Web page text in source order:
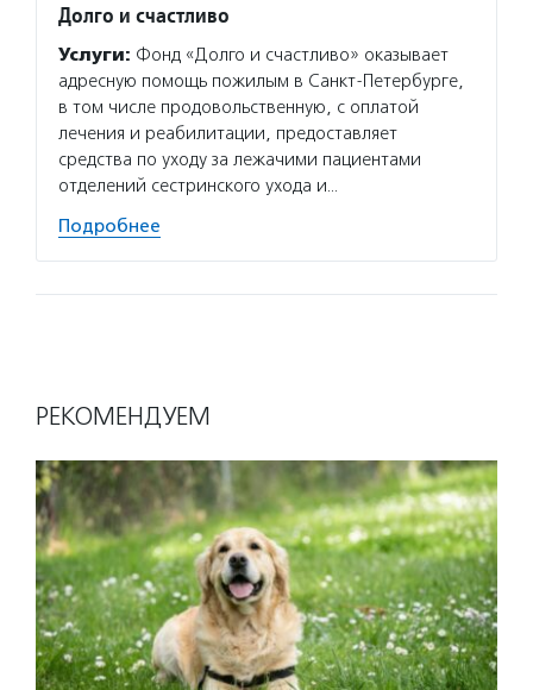
Долго и счастливо
Услуги: Фонд «Долго и счастливо» оказывает
адресную помощь пожилым в Санкт-Петербурге,
в том числе продовольственную, с оплатой
лечения и реабилитации, предоставляет
средства по уходу за лежачими пациентами
отделений сестринского ухода и…
Подробнее
РЕКОМЕНДУЕМ